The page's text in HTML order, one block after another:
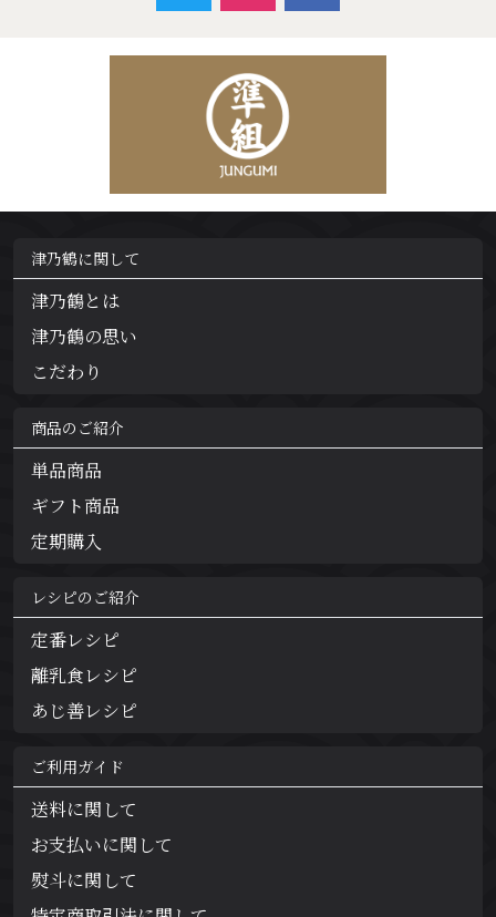
津乃鶴に関して
津乃鶴とは
津乃鶴の思い
こだわり
商品のご紹介
単品商品
ギフト商品
定期購入
レシピのご紹介
定番レシピ
離乳食レシピ
あじ善レシピ
ご利用ガイド
送料に関して
お支払いに関して
熨斗に関して